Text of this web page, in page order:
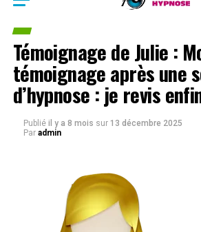
Témoignage de Julie :
témoignage après une
d’hypnose : je revis
Publié il y a 8 mois sur 13 décembre 2025
Par admin